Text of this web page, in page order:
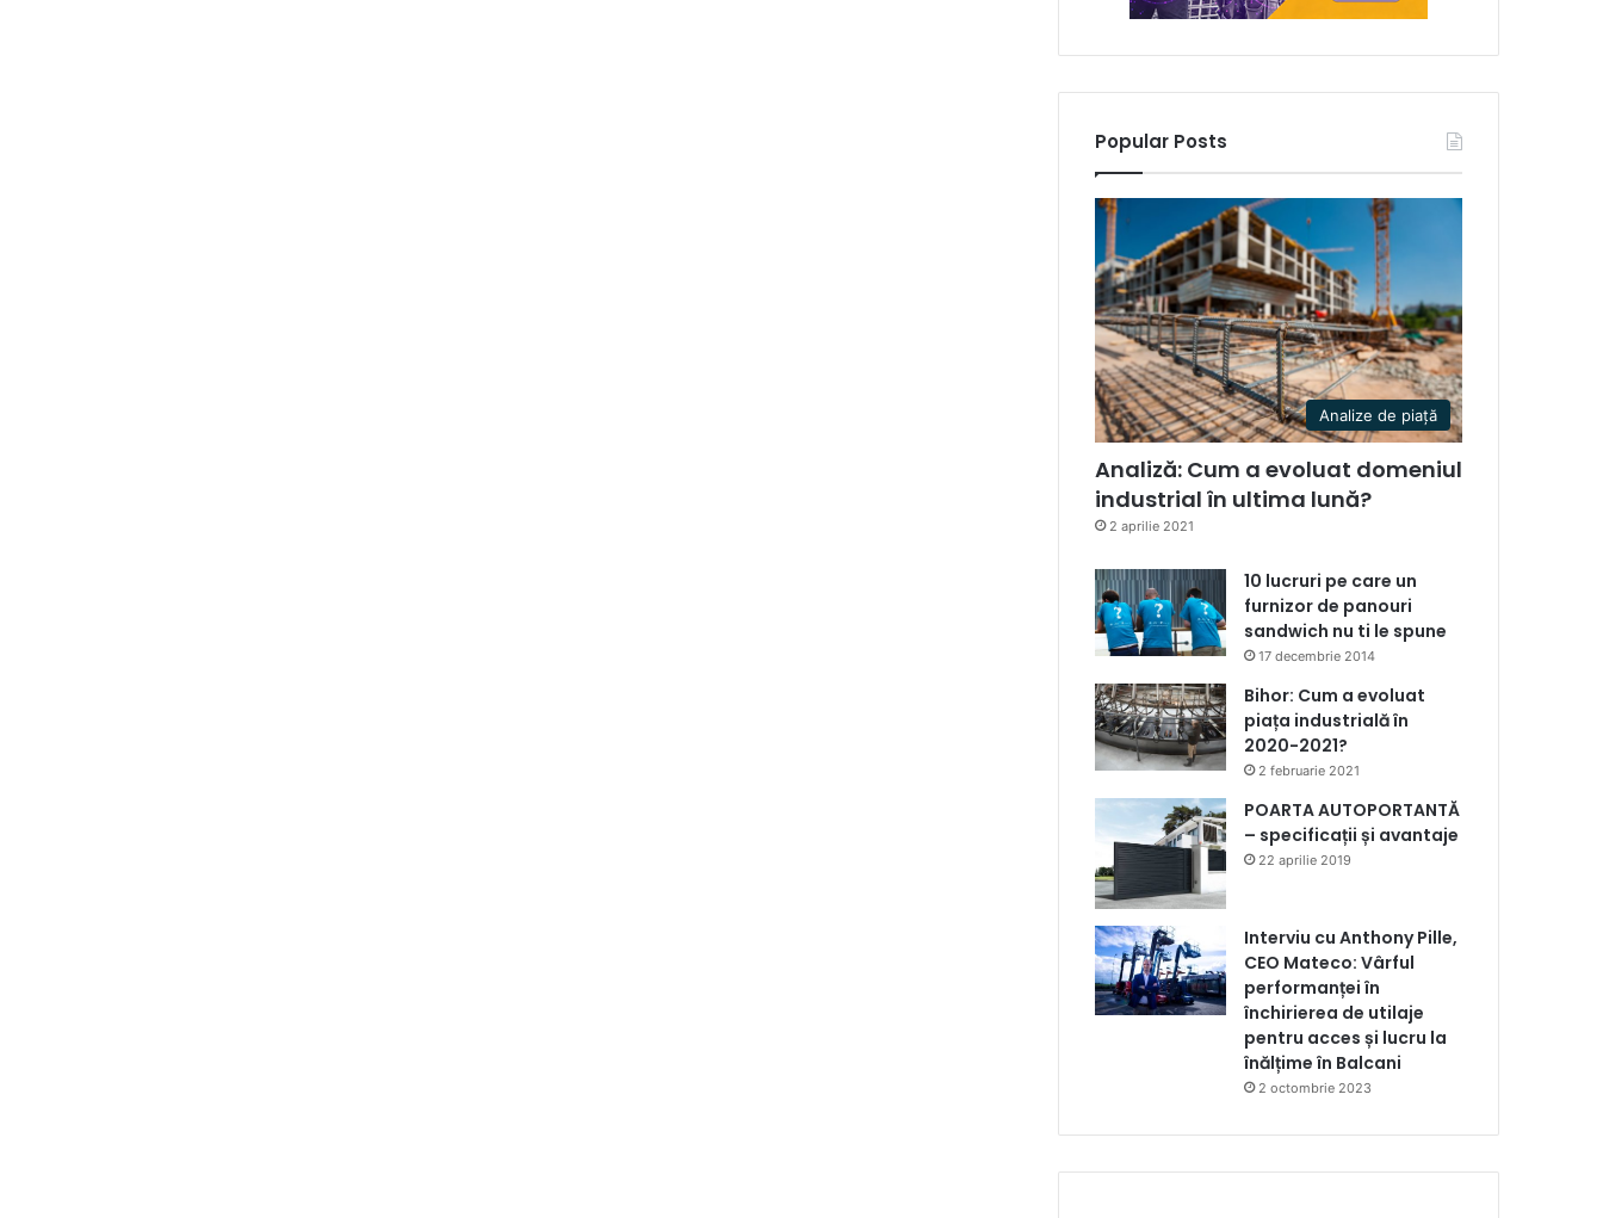
Popular Posts
Analize de piață
Analiză: Cum a evoluat domeniul
industrial în ultima lună?
2 aprilie 2021
10 lucruri pe care un
furnizor de panouri
sandwich nu ti le spune
17 decembrie 2014
Bihor: Cum a evoluat
piața industrială în
2020-2021?
2 februarie 2021
POARTA AUTOPORTANTĂ
– specificații și avantaje
22 aprilie 2019
Interviu cu Anthony Pille,
CEO Mateco: Vârful
performanței în
închirierea de utilaje
pentru acces și lucru la
înălțime în Balcani
2 octombrie 2023